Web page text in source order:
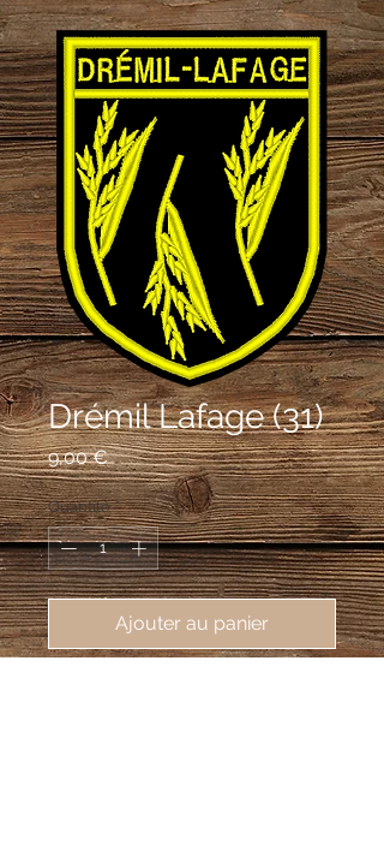
Drémil Lafage (31)
9,00 €Prix
Quantité *
Ajouter au panier